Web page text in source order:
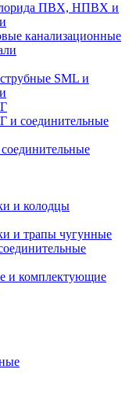
ПВХ, НПВХ и
канализационные
SML и
соединительные
и колодцы
и трапы чугунные
и комплектующие